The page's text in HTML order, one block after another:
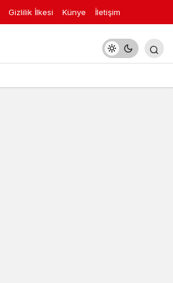
Gizlilik İlkesi Künye İletişim